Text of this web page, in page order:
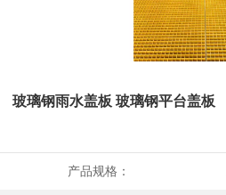
玻璃钢雨水盖板 玻璃钢平台盖板
产品规格：